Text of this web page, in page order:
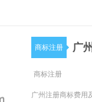
商标注册 广
商标注册
广州注册商标费用